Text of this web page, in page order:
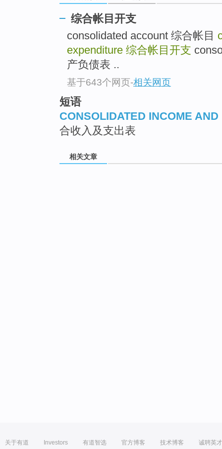
综合帐目开支
consolidated account 综合帐目
expenditure 综合帐目开支
产负债表 ..
基于643个网页-相关网页
短语
CONSOLIDATED INCOME
合收入及支出表
相关文章
关于有道 Investors 有道智选 官方博客 技术博客 诚聘英才